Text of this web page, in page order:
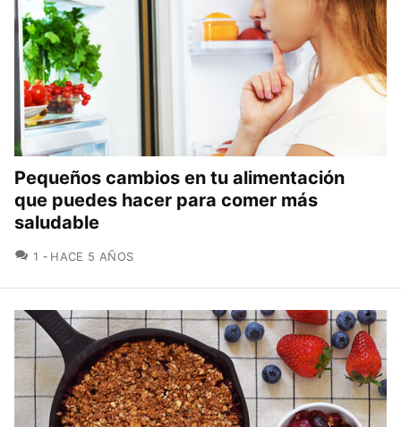
Pequeños cambios en tu alimentación
que puedes hacer para comer más
saludable
1 COMENTARIOS
HACE 5 AÑOS